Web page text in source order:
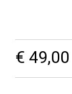
€ 49,00